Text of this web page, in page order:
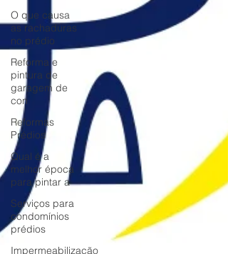
O que causa
as rachaduras
no prédio
Reforma e
pintura de
garagem de
con
Reformas
Prédios
Qual é a
melhor época
para pintar a
Serviços para
condomínios
prédios
Impermeabilização